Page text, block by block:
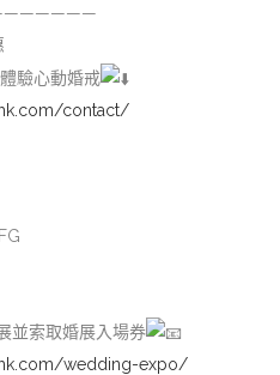
驗心動婚戒
contact/
並索取婚展入場券
wedding-expo/